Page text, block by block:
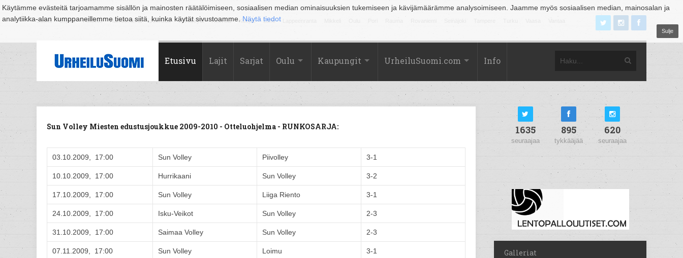
Käytämme evästeitä tarjoamamme sisällön ja mainosten räätälöimiseen, sosiaalisen median ominaisuuksien tukemiseen ja kävijämäärämme analysoimiseen. Jaamme myös sosiaalisen median, mainosalan ja
analytiikka-alan kumppaneillemme tietoa siitä, kuinka käytät sivustoamme. Näytä tiedot
Sulje
Suomi Espoo Helsinki Hämeenlinna Joensuu Jyväskylä Kouvola Kuopio Lahti
Etusivu Lajit Sarjat Oulu Kaupungit UrheiluSuomi.com Info
Sun Volley Miesten edustusjoukkue 2009-2010 - Otteluohjelma - RUNKOSARJA:
03.10.2009, 17:00 Sun Volley Piivolley 3-1
10.10.2009, 17:00 Hurrikaani Sun Volley 3-2
17.10.2009, 17:00 Sun Volley Liiga Riento 3-1
24.10.2009, 17:00 Isku-Veikot Sun Volley 2-3
31.10.2009, 17:00 Saimaa Volley Sun Volley 2-3
07.11.2009, 17:00 Sun Volley Loimu 3-1
1635
seuraajaa
895
tykkääjää
620
seuraajaa
Galleriat